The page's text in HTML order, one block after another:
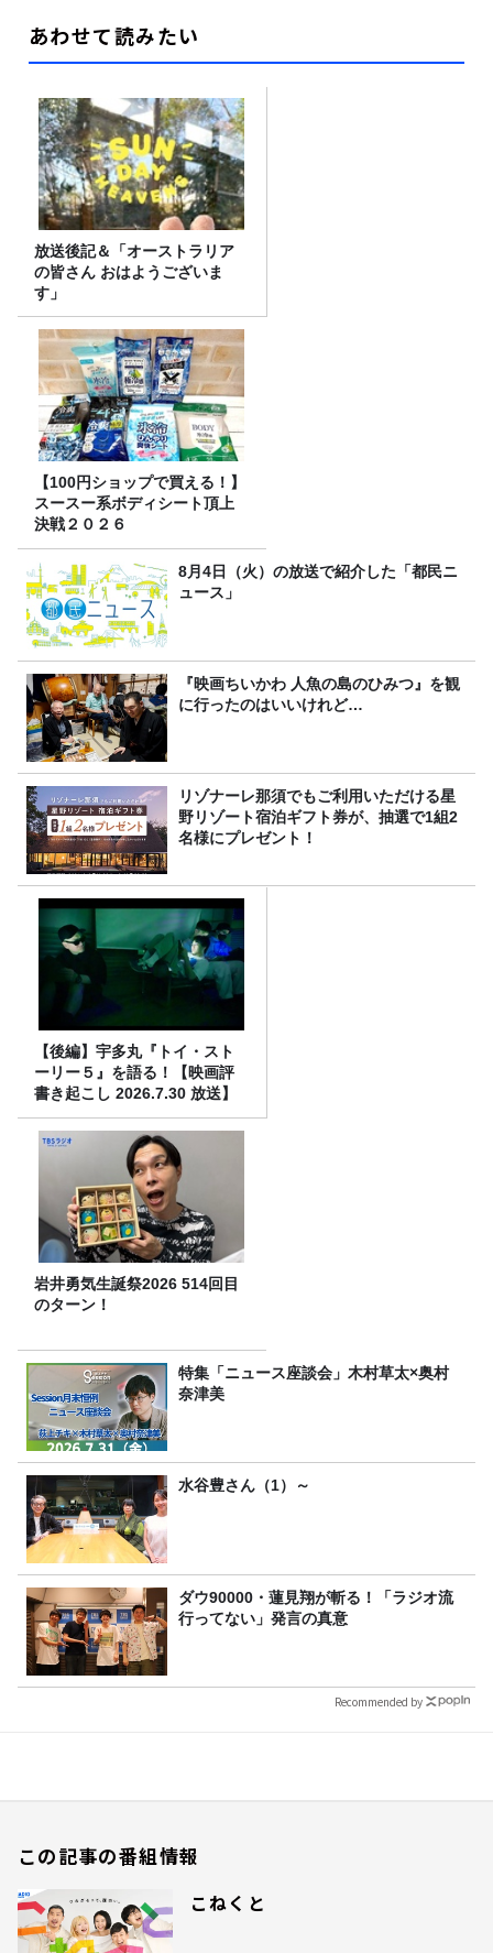
あわせて読みたい
放送後記＆「オーストラリア
の皆さん おはようございま
す」
【100円ショップで買える！】
スースー系ボディシート頂上
決戦２０２６
8月4日（火）の放送で紹介した「都民ニ
ュース」
『映画ちいかわ 人魚の島のひみつ』を観
に行ったのはいいけれど…
リゾナーレ那須でもご利用いただける星
野リゾート宿泊ギフト券が、抽選で1組2
名様にプレゼント！
【後編】宇多丸『トイ・スト
ーリー５』を語る！【映画評
書き起こし 2026.7.30 放送】
岩井勇気生誕祭2026 514回目
のターン！
特集「ニュース座談会」木村草太×奥村
奈津美
水谷豊さん（1）～
ダウ90000・蓮見翔が斬る！「ラジオ流
行ってない」発言の真意
Recommended by
この記事の番組情報
こねくと